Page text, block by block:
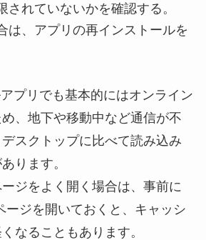
されていないかを確認する。
は、アプリの再インストールを
プリでも基本的にはオンライン
、地下や移動中など通信が不
スクトップに比べて読み込み
ります。
ジをよく開く場合は、事前に
ージを開いておくと、キャッシ
なることもあります。